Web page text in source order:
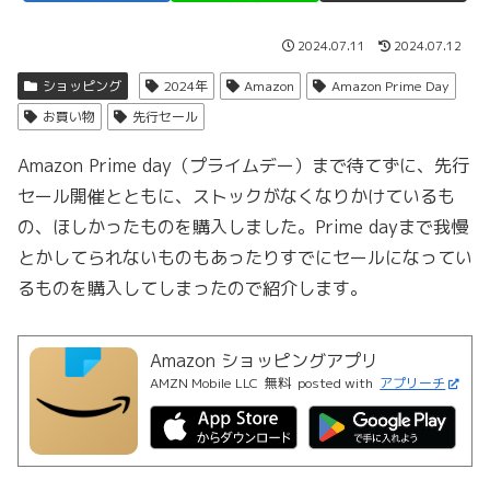
2024.07.11 2024.07.12
ショッピング 2024年 Amazon
Amazon Prime Day
お買い物
先行セール
Amazon Prime day（プライムデー）まで待てずに、先行
セール開催とともに、ストックがなくなりかけているも
の、ほしかったものを購入しました。Prime dayまで我慢
とかしてられないものもあったりすでにセールになってい
るものを購入してしまったので紹介します。
Amazon ショッピングアプリ
AMZN Mobile LLC 無料 posted with アプリーチ